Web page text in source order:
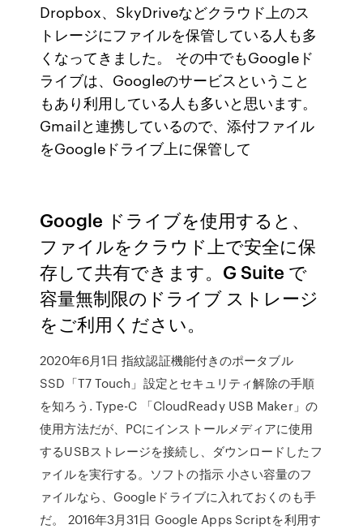
Dropbox、SkyDriveなどクラウド上のス
トレージにファイルを保管している人も多
くなってきました。 その中でもGoogleド
ライブは、Googleのサービスということ
もあり利用している人も多いと思います。
Gmailと連携しているので、添付ファイル
をGoogleドライブ上に保管して
Google ドライブを使用すると、
ファイルをクラウド上で安全に保
存して共有できます。G Suite で
容量無制限のドライブ ストレージ
をご利用ください。
2020年6月1日 指紋認証機能付きのポータブル
SSD「T7 Touch」設定とセキュリティ解除の手順
を知ろう. Type-C 「CloudReady USB Maker」の
使用方法だが、PCにインストールメディアに使用
するUSBストレージを接続し、ダウンロードしたフ
ァイルを実行する。ソフトの指示 小さい容量のフ
ァイルなら、Googleドライブに入れておくのも手
だ。 2016年3月31日 Google Apps Scriptを利用す